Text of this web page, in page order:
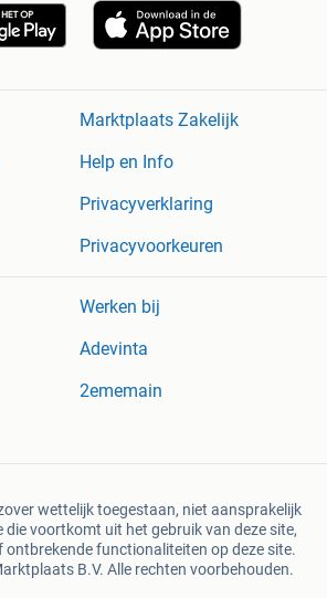
Marktplaats Zakelijk
Help en Info
Privacyverklaring
Privacyvoorkeuren
Werken bij
Adevinta
2ememain
wettelijk toegestaan, niet aansprakelijk
voortkomt uit het gebruik van deze site,
functionaliteiten op deze site.
B.V. Alle rechten voorbehouden.